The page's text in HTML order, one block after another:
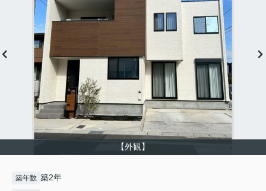
【外観】
築年数 築2年